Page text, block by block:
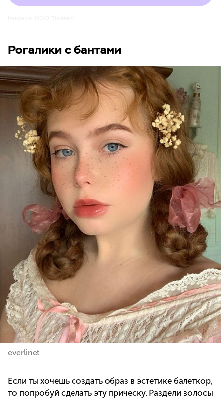
Рогалики с бантами
everlinet
Если ты хочешь создать образ в эстетике балеткор,
то попробуй сделать эту прическу. Раздели волосы